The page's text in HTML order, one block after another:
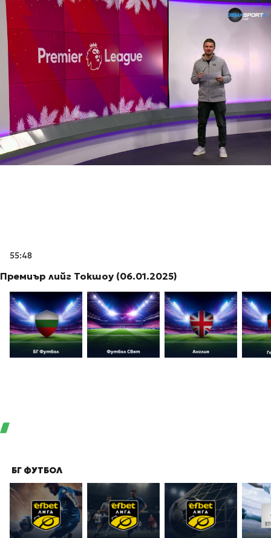
55:48
Премиър лийг Токшоу (06.01.2025)
БГ ФУТБОЛ